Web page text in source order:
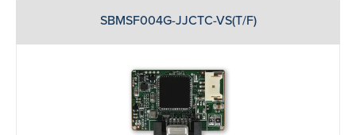
SBMSF004G-JJCTC-VS(T/F)